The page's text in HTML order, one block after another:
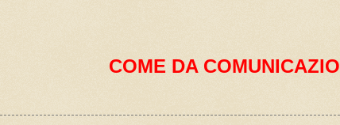
COME DA